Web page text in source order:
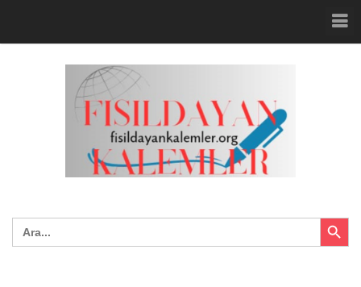
Search
for:
Search Button